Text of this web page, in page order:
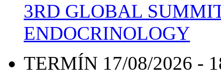
3RD GLOBAL
ENDOCRINOLOGY
TERMÍN 17/08/2026 -